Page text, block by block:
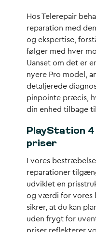
Ring til os:
+45 70 60 55
Hos Telerepair
reparation med
og ekspertise,
følger med hver
Uanset om det er
nyere Pro model,
detaljerede
pinpointe præcis,
din enhed tilbage
PlayStation
priser
I vores
reparationer
udviklet en
og værdi for vores
sikrer, at du kan
uden frygt for